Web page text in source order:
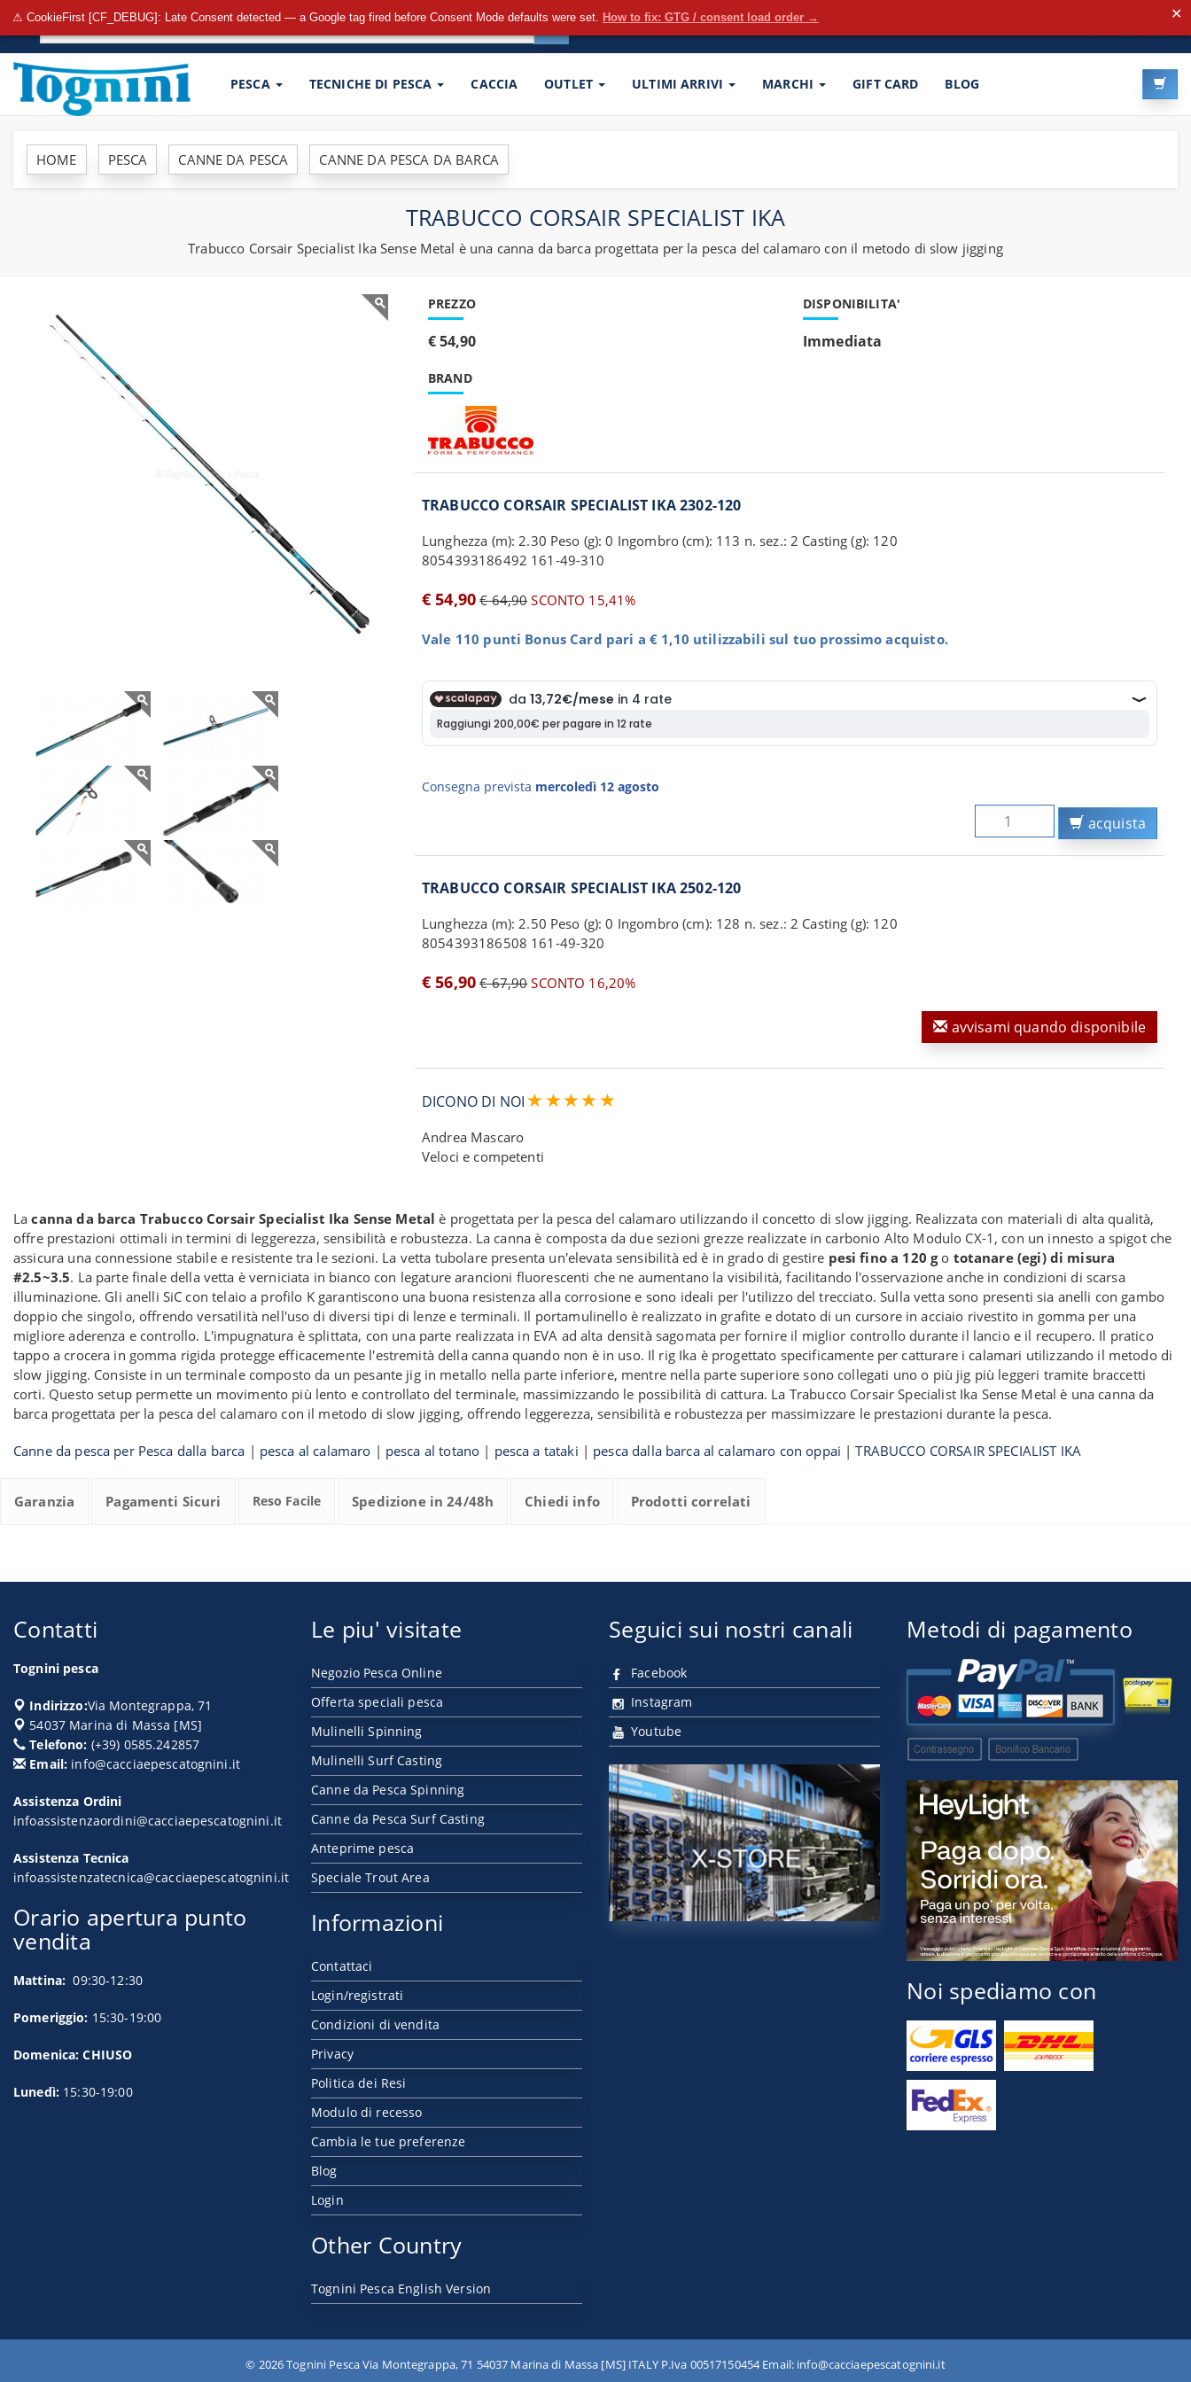
⚠ CookieFirst [CF_DEBUG]: Late Consent detected — a Google tag fired before Consent Mode defaults were set. How to fix: GTG / consent load order →
✕
PESCA TECNICHE DI PESCA CACCIA OUTLET ULTIMI ARRIVI MARCHI GIFT CARD BLOG
HOME PESCA CANNE DA PESCA CANNE DA PESCA DA BARCA
TRABUCCO CORSAIR SPECIALIST IKA
Trabucco Corsair Specialist Ika Sense Metal è una canna da barca progettata per la pesca del calamaro con il metodo di slow jigging
PREZZO
€ 54,90
BRAND
DISPONIBILITA'
Immediata
TRABUCCO CORSAIR SPECIALIST IKA 2302-120
Lunghezza (m): 2.30 Peso (g): 0 Ingombro (cm): 113 n. sez.: 2 Casting (g): 120
8054393186492 161-49-310
€ 54,90 € 64,90SCONTO 15,41%
Vale 110 punti Bonus Card pari a € 1,10 utilizzabili sul tuo prossimo acquisto.
Consegna prevista mercoledì 12 agosto
acquista
TRABUCCO CORSAIR SPECIALIST IKA 2502-120
Lunghezza (m): 2.50 Peso (g): 0 Ingombro (cm): 128 n. sez.: 2 Casting (g): 120
8054393186508 161-49-320
€ 56,90 € 67,90SCONTO 16,20%
avvisami quando disponibile
DICONO DI NOI
Andrea Mascaro
Veloci e competenti
Lacanna da barca Trabucco Corsair Specialist Ika Sense Metalè progettata per la pesca del calamaro utilizzando il concetto di slow jigging. Realizzata con materiali di alta qualità,
offre prestazioni ottimali in termini di leggerezza, sensibilità e robustezza. La canna è composta da due sezioni grezze realizzate in carbonio Alto Modulo CX-1, con un innesto a spigot che
assicura una connessione stabile e resistente tra le sezioni. La vetta tubolare presenta un'elevata sensibilità ed è in grado di gestire pesi fino a 120 go totanare (egi) di misura
#2.5~3.5. La parte finale della vetta è verniciata in bianco con legature arancioni fluorescenti che ne aumentano la visibilità, facilitando l'osservazione anche in condizioni di scarsa
illuminazione. Gli anelli SiC con telaio a profilo K garantiscono una buona resistenza alla corrosione e sono ideali per l'utilizzo del trecciato. Sulla vetta sono presenti sia anelli con gambo
doppio che singolo, offrendo versatilità nell'uso di diversi tipi di lenze e terminali. Il portamulinello è realizzato in grafite e dotato di un cursore in acciaio rivestito in gomma per una
migliore aderenza e controllo. L'impugnatura è splittata, con una parte realizzata in EVA ad alta densità sagomata per fornire il miglior controllo durante il lancio e il recupero. Il pratico
tappo a crocera in gomma rigida protegge efficacemente l'estremità della canna quando non è in uso. Il rig Ika è progettato specificamente per catturare i calamari utilizzando il metodo di
slow jigging. Consiste in un terminale composto da un pesante jig in metallo nella parte inferiore, mentre nella parte superiore sono collegati uno o più jig più leggeri tramite braccetti
corti. Questo setup permette un movimento più lento e controllato del terminale, massimizzando le possibilità di cattura. La Trabucco Corsair Specialist Ika Sense Metal è una canna da
barca progettata per la pesca del calamaro con il metodo di slow jigging, offrendo leggerezza, sensibilità e robustezza per massimizzare le prestazioni durante la pesca.
Canne da pesca per Pesca dalla barca | pesca al calamaro | pesca al totano | pesca a tataki | pesca dalla barca al calamaro con oppai |TRABUCCO CORSAIR SPECIALIST IKA
Garanzia Pagamenti Sicuri Reso Facile Spedizione in 24/48h Chiedi info Prodotti correlati
Contatti
Tognini pesca
Indirizzo:Via Montegrappa, 71
54037 Marina di Massa [MS]
Telefono: (+39) 0585.242857
Email: info@cacciaepescatognini.it
Assistenza Ordini
infoassistenzaordini@cacciaepescatognini.it
Assistenza Tecnica
infoassistenzatecnica@cacciaepescatognini.it
Orario apertura punto
vendita
Mattina: 09:30-12:30
Pomeriggio: 15:30-19:00
Domenica: CHIUSO
Lunedì: 15:30-19:00
Le piu' visitate
Negozio Pesca Online
Offerta speciali pesca
Mulinelli Spinning
Mulinelli Surf Casting
Canne da Pesca Spinning
Canne da Pesca Surf Casting
Anteprime pesca
Speciale Trout Area
Informazioni
Contattaci
Login/registrati
Condizioni di vendita
Privacy
Politica dei Resi
Modulo di recesso
Cambia le tue preferenze
Blog
Login
Other Country
Tognini Pesca English Version
Seguici sui nostri canali
Facebook
Instagram
Youtube
Metodi di pagamento
Noi spediamo con
© 2026 Tognini Pesca Via Montegrappa, 71 54037 Marina di Massa [MS] ITALY P.Iva 00517150454 Email: info@cacciaepescatognini.it